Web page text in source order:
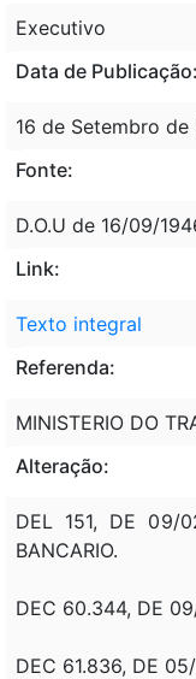
Executivo
Data de Publicação:
16 de Setembro de
Fonte:
D.O.U de 16/09/
Link:
Texto integral
Referenda:
MINISTERIO DO
Alteração:
DEL 151, DE 09/
BANCARIO.
DEC 60.344, DE
DEC 61.836, DE